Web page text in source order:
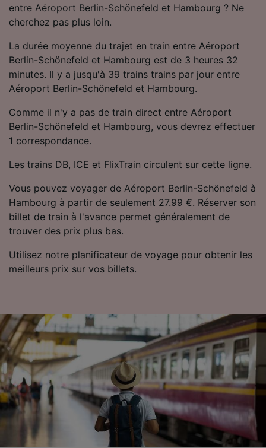
entre Aéroport Berlin-Schönefeld et Hambourg ? Ne
cherchez pas plus loin.
La durée moyenne du trajet en train entre Aéroport
Berlin-Schönefeld et Hambourg est de 3 heures 32
minutes. Il y a jusqu'à 39 trains trains par jour entre
Aéroport Berlin-Schönefeld et Hambourg.
Comme il n'y a pas de train direct entre Aéroport
Berlin-Schönefeld et Hambourg, vous devrez effectuer
1 correspondance.
Les trains DB, ICE et FlixTrain circulent sur cette ligne.
Vous pouvez voyager de Aéroport Berlin-Schönefeld à
Hambourg à partir de seulement 27.99 €. Réserver son
billet de train à l'avance permet généralement de
trouver des prix plus bas.
Utilisez notre planificateur de voyage pour obtenir les
meilleurs prix sur vos billets.
Utiliser des données de géolocalisation
précises. Analyser activement les
l’identification. Stocker et/ou accéder à des
informations sur un appareil. Publicités et
contenu personnalisés, mesure de
performance des publicités et du contenu,
études d’audience et développement de
Liste de nos partenaires (fournisseurs)